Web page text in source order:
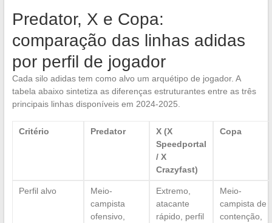
Predator, X e Copa:
comparação das linhas adidas
por perfil de jogador
Cada silo adidas tem como alvo um arquétipo de jogador. A
tabela abaixo sintetiza as diferenças estruturantes entre as três
principais linhas disponíveis em 2024-2025.
Critério Predator
X (X
Speedportal
/ X
Crazyfast)
Copa
Perfil alvo
Meio-
campista
ofensivo,
Extremo,
atacante
rápido, perfil
Meio-
campista de
contenção,